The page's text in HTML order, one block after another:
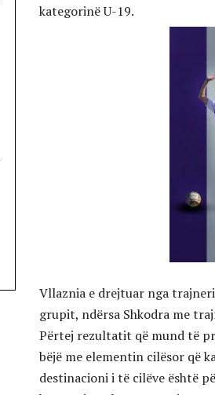
kategorinë U-19.
Vllaznia e drejtuar nga
grupit, ndërsa Shkodra me
Përtej rezultatit që mund të
bëjë me elementin cilësor që
destinacioni i të cilëve është